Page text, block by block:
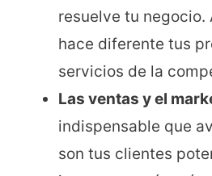
resuelve tu negocio.
hace diferente tus
servicios de la
Las ventas y el
indispensable que
son tus clientes